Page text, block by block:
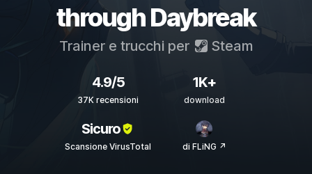
through Daybreak
Trainer e trucchi per Steam
4.9/5
37K recensioni
1K+
download
Sicuro
Scansione VirusTotal di FLiNG ↗